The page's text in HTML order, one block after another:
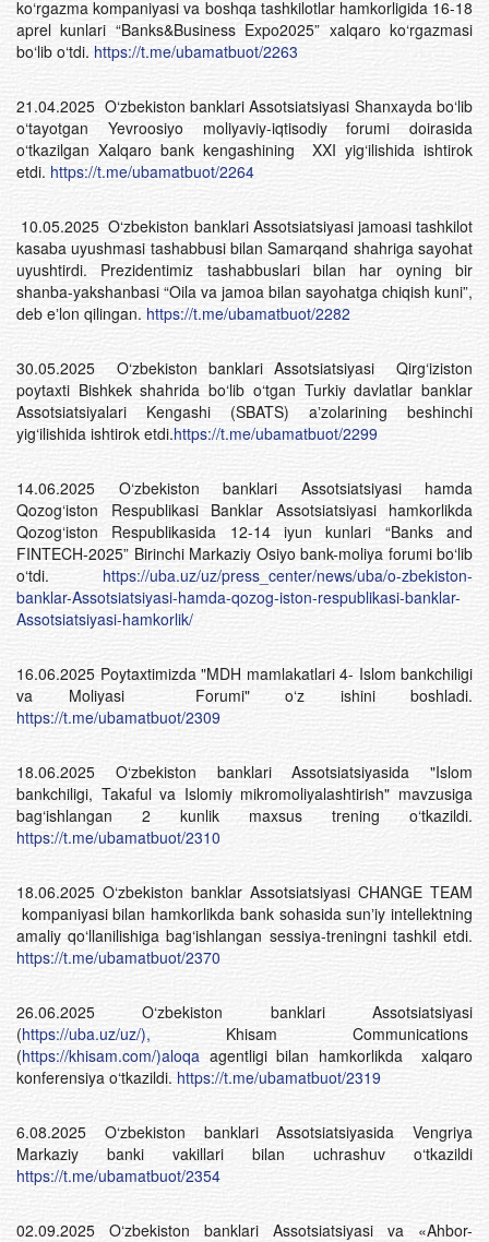
ko‘rgazma kompaniyasi va boshqa tashkilotlar hamkorligida 16-18
aprel kunlari “Banks&Business Expo2025” xalqaro ko‘rgazmasi
bo‘lib o‘tdi. https://t.me/ubamatbuot/2263
21.04.2025 O‘zbekiston banklari Assotsiatsiyasi Shanxayda bo‘lib
o‘tayotgan Yevroosiyo moliyaviy-iqtisodiy forumi doirasida
o‘tkazilgan Xalqaro bank kengashining XXI yig‘ilishida ishtirok
etdi. https://t.me/ubamatbuot/2264
10.05.2025 O‘zbekiston banklari Assotsiatsiyasi jamoasi tashkilot
kasaba uyushmasi tashabbusi bilan Samarqand shahriga sayohat
uyushtirdi. Prezidentimiz tashabbuslari bilan har oyning bir
shanba-yakshanbasi “Oila va jamoa bilan sayohatga chiqish kuni”,
deb eʼlon qilingan. https://t.me/ubamatbuot/2282
30.05.2025 O‘zbekiston banklari Assotsiatsiyasi Qirg‘iziston
poytaxti Bishkek shahrida bo‘lib o‘tgan Turkiy davlatlar banklar
Assotsiatsiyalari Kengashi (SBATS) aʼzolarining beshinchi
yig‘ilishida ishtirok etdi.https://t.me/ubamatbuot/2299
14.06.2025 O‘zbekiston banklari Assotsiatsiyasi hamda
Qozog‘iston Respublikasi Banklar Assotsiatsiyasi hamkorlikda
Qozog‘iston Respublikasida 12-14 iyun kunlari “Banks and
FINTECH-2025” Birinchi Markaziy Osiyo bank-moliya forumi bo‘lib
o‘tdi. https://uba.uz/uz/press_center/news/uba/o-zbekiston-
banklar-Assotsiatsiyasi-hamda-qozog-iston-respublikasi-banklar-
Assotsiatsiyasi-hamkorlik/
16.06.2025 Poytaxtimizda "MDH mamlakatlari 4- Islom bankchiligi
va Moliyasi Forumi" o‘z ishini boshladi.
https://t.me/ubamatbuot/2309
18.06.2025 O‘zbekiston banklari Assotsiatsiyasida "Islom
bankchiligi, Takaful va Islomiy mikromoliyalashtirish" mavzusiga
bag‘ishlangan 2 kunlik maxsus trening o‘tkazildi.
https://t.me/ubamatbuot/2310
18.06.2025 O‘zbekiston banklar Assotsiatsiyasi CHANGE TEAM
kompaniyasi bilan hamkorlikda bank sohasida sunʼiy intellektning
amaliy qo‘llanilishiga bag‘ishlangan sessiya-treningni tashkil etdi.
https://t.me/ubamatbuot/2370
26.06.2025 O‘zbekiston banklari Assotsiatsiyasi
(https://uba.uz/uz/), Khisam Communications
(https://khisam.com/)aloqa agentligi bilan hamkorlikda xalqaro
konferensiya o‘tkazildi. https://t.me/ubamatbuot/2319
6.08.2025 O‘zbekiston banklari Assotsiatsiyasida Vengriya
Markaziy banki vakillari bilan uchrashuv o‘tkazildi
https://t.me/ubamatbuot/2354
02.09.2025 O‘zbekiston banklari Assotsiatsiyasi va «Ahbor-